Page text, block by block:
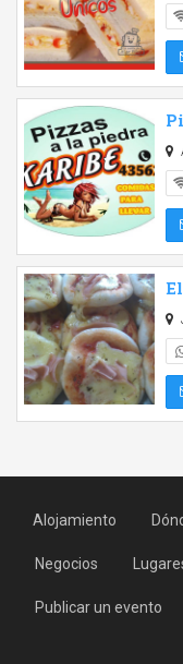
Alojamiento
Negocios
Publicar un evento